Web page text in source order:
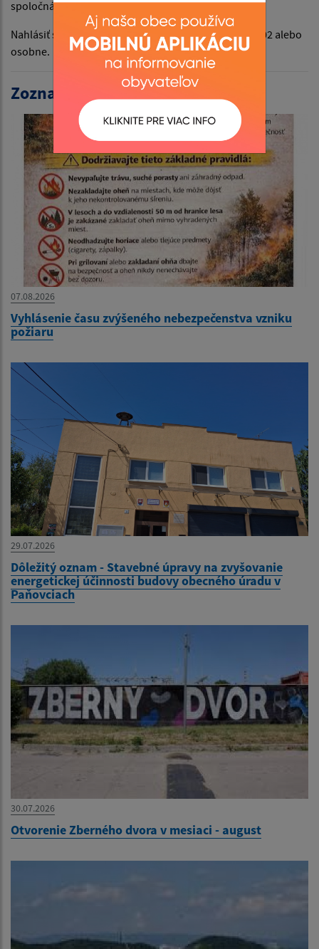
spoločná večera, miestny poplatok, poistenie.
Nahlásiť sa môžete u pani starostky na t.č. 0903 748 002 alebo
osobne.
Zoznam aktualít:
07.08.2026
Vyhlásenie času zvýšeného nebezpečenstva vzniku
požiaru
29.07.2026
Dôležitý oznam - Stavebné úpravy na zvyšovanie
energetickej účinnosti budovy obecného úradu v
Paňovciach
30.07.2026
Otvorenie Zberného dvora v mesiaci - august